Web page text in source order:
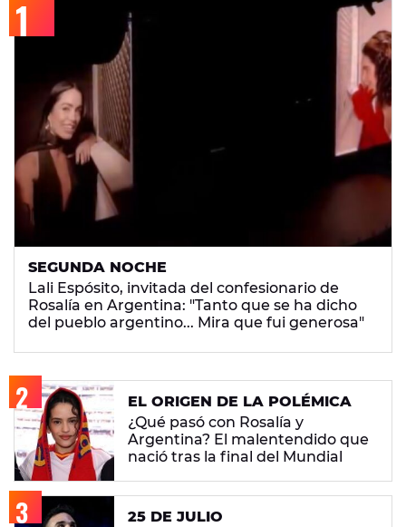
SEGUNDA NOCHE
Lali Espósito, invitada del confesionario de
Rosalía en Argentina: "Tanto que se ha dicho
del pueblo argentino... Mira que fui generosa"
EL ORIGEN DE LA POLÉMICA
¿Qué pasó con Rosalía y
Argentina? El malentendido que
nació tras la final del Mundial
25 DE JULIO